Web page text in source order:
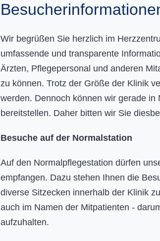
Wir begrüßen Sie herzlich im
umfassende und transparente
Ärzten, Pflegepersonal und anderen
zu können. Trotz der Größe der Klinik
werden. Dennoch können wir gerade
bereitstellen. Daher bitten wir Sie
Besuche auf der Normalstation
Auf den Normalpflegestation dürfen
empfangen. Dazu stehen Ihnen die
diverse Sitzecken innerhalb der Klinik
auch im Namen der Mitpatienten -
aufzuhalten.